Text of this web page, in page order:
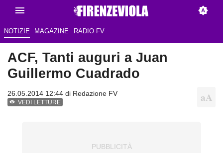
NOTIZIE MAGAZINE RADIO FV
ACF, Tanti auguri a Juan
Guillermo Cuadrado
26.05.2014 12:44 di Redazione FV
VEDI LETTURE